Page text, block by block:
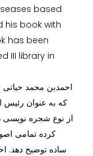
based
his book with
has been
III library in
احمدبن محمد
که به عنوان
از نوع شجره‌ نویسی
کرده تمامی
ساده توضیح دهد.